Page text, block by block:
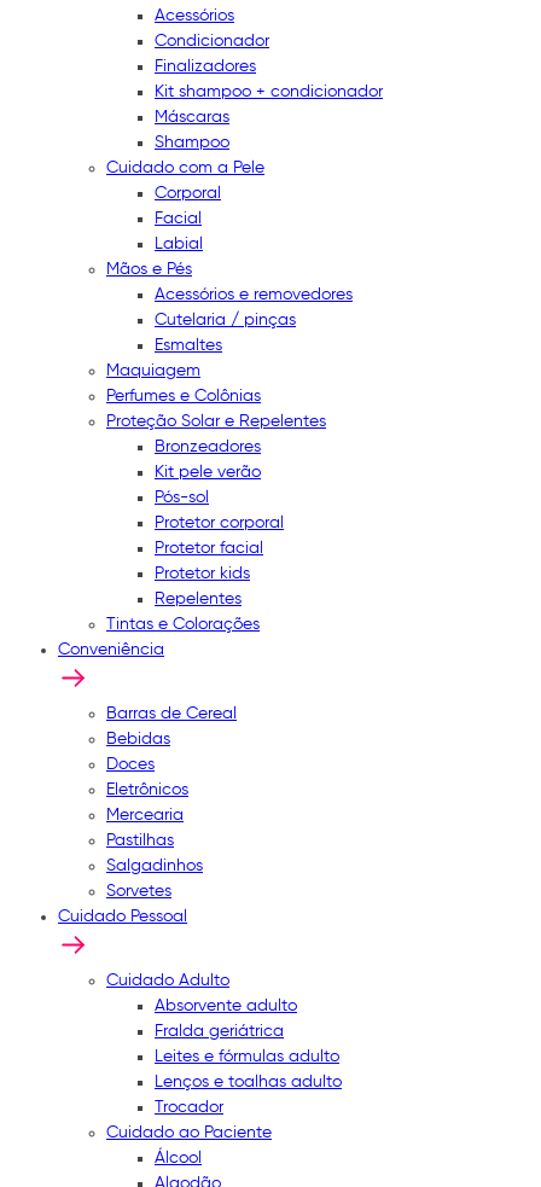
Acessórios
Condicionador
Finalizadores
Kit shampoo + condicionador
Máscaras
Shampoo
Cuidado com a Pele
Corporal
Facial
Labial
Mãos e Pés
Acessórios e removedores
Cutelaria / pinças
Esmaltes
Maquiagem
Perfumes e Colônias
Proteção Solar e Repelentes
Bronzeadores
Kit pele verão
Pós-sol
Protetor corporal
Protetor facial
Protetor kids
Repelentes
Tintas e Colorações
Conveniência
Barras de Cereal
Bebidas
Doces
Eletrônicos
Mercearia
Pastilhas
Salgadinhos
Sorvetes
Cuidado Pessoal
Cuidado Adulto
Absorvente adulto
Fralda geriátrica
Leites e fórmulas adulto
Lenços e toalhas adulto
Trocador
Cuidado ao Paciente
Álcool
Algodão